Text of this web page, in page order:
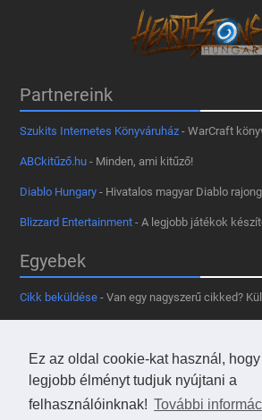
Ez az oldal cookie-kat használ, hogy
legjobb élményt tudjuk nyújtani a
felhasználóinknak! További
Partnereink
Szukits Internetes Könyváruház - WarCraft
ABCkitűző.hu - Minden, ami kitűző!
Diablo Hungary - Hivatalos magyar Diablo
Blizzard Entertainment - A legjobb játékok
Egyebek
Cikk beküldése - Van egy nagyszerű cikked?
- Tetszik az oldal? Segíts,
Kapcsolat, médiaajánlat- Lépj velünk
Használd a tooltipünket- A saját oldaladon is!